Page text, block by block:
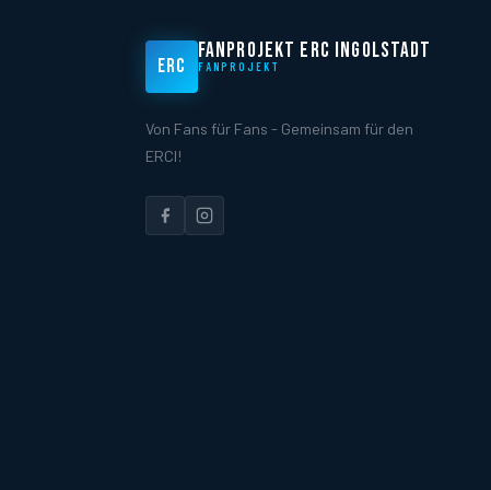
ERC
FANPROJEKT ERC INGOLSTADT
FANPROJEKT
Von Fans für Fans - Gemeinsam für den
ERCI!